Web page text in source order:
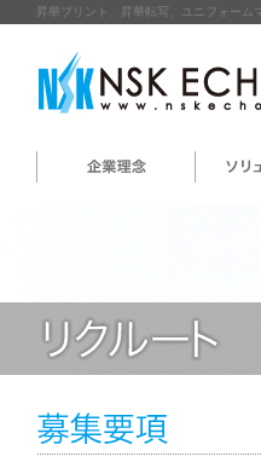
昇華プリント、昇華転写、ユニフォー